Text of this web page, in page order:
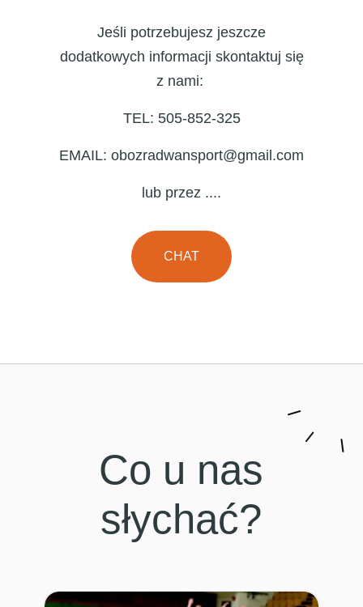
Jeśli potrzebujesz jeszcze
dodatkowych informacji skontaktuj się
z nami:
TEL: 505-852-325
EMAIL: obozradwansport@gmail.com
lub przez ....
CHAT
Co u nas
słychać?